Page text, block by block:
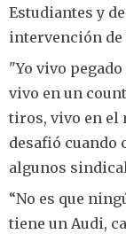
Estudiantes y
intervención de
"Yo vivo
vivo en un
tiros, vivo en el
desafió cuando
algunos
“No es que
tiene un Audi,